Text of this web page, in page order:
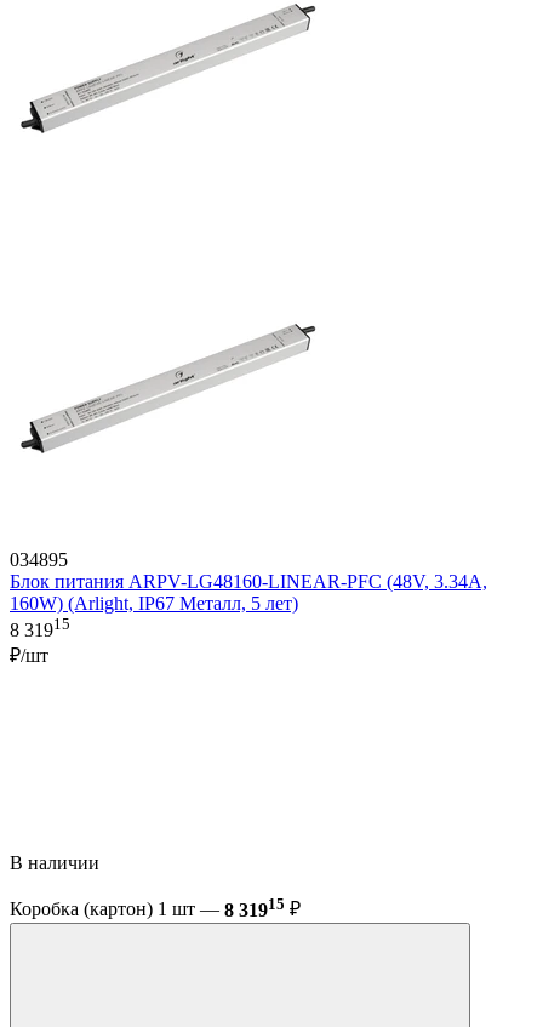
034895
Блок питания ARPV-LG48160-LINEAR-PFC (48V, 3.34A,
160W) (Arlight, IP67 Металл, 5 лет)
8 31915
₽/шт
В наличии
Коробка (картон) 1 шт — 8 31915 ₽